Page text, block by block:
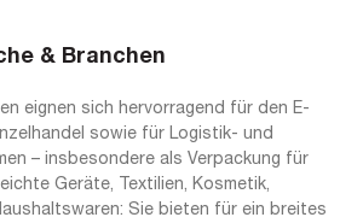
& Branchen
eignen sich hervorragend für den E-
sowie für Logistik- und
– insbesondere als Verpackung für
Geräte, Textilien, Kosmetik,
Sie bieten für ein breites